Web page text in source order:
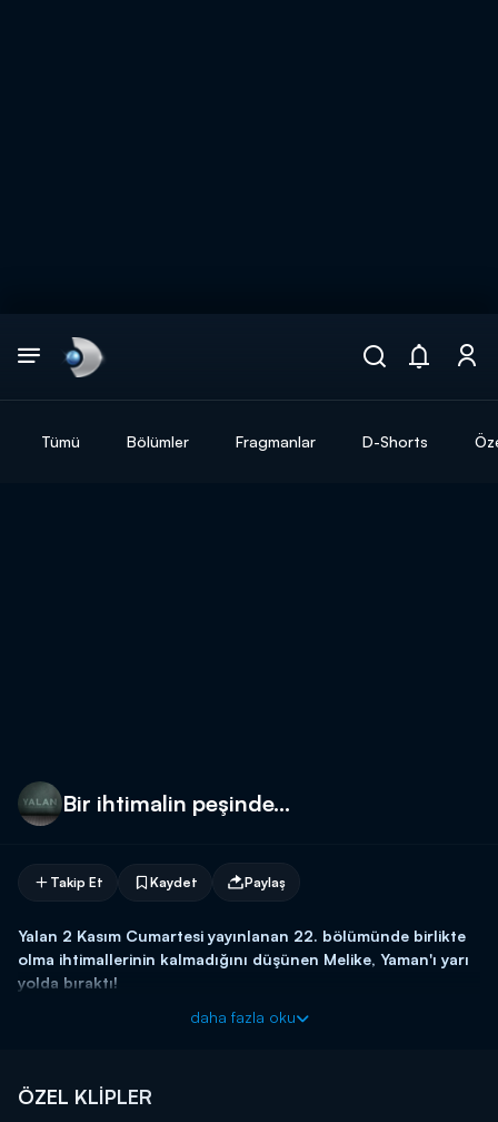
Tümü Bölümler Fragmanlar D-Shorts
Bir ihtimalin peşinde...
Takip Et Kaydet Paylaş
Yalan 2 Kasım Cumartesi yayınlanan 22. bölümünde birlikte
olma ihtimallerinin kalmadığını düşünen Melike, Yaman'ı yarı
yolda bıraktı!
Yalan yeni bölümleriyle her cumartesi 20.00’de Kanal D’de!
daha fazla oku
ÖZEL KLİPLER